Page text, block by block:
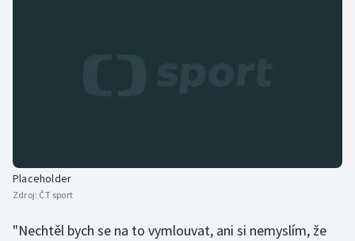
Placeholder
Zdroj: ČT sport
"Nechtěl bych se na to vymlouvat, ani si nemyslím, že